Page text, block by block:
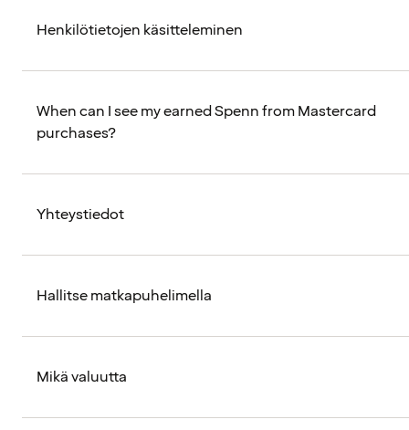
Henkilötietojen käsitteleminen
When can I see my earned Spenn from Mastercard
purchases?
Yhteystiedot
Hallitse matkapuhelimella
Mikä valuutta